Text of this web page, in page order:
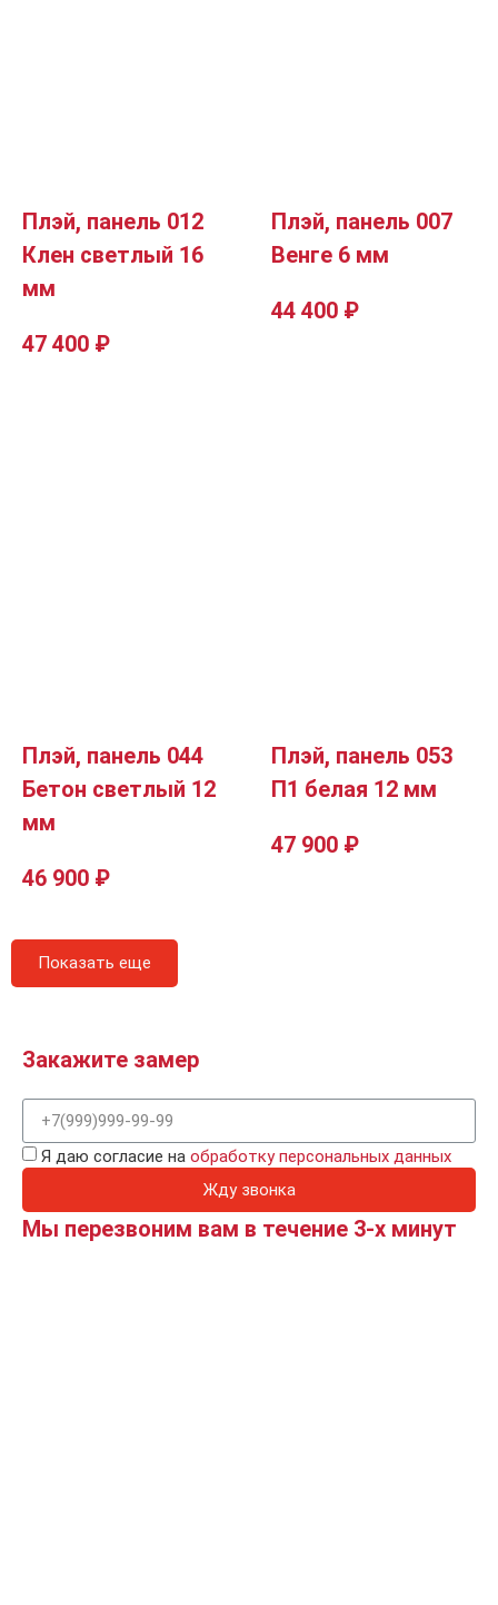
Плэй, панель 012
Клен светлый 16
мм
47 400 ₽
Плэй, панель 007
Венге 6 мм
44 400 ₽
Плэй, панель 044
Бетон светлый 12
мм
46 900 ₽
Плэй, панель 053
П1 белая 12 мм
47 900 ₽
Показать еще
Закажите замер
Я даю согласие на обработку персональных данных
Жду звонка
Мы перезвоним вам в течение 3-х минут